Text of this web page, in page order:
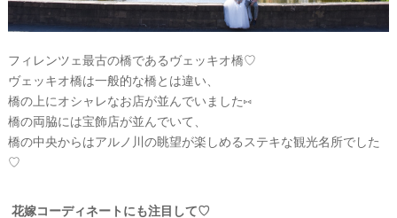
フィレンツェ最古の橋であるヴェッキオ橋♡
ヴェッキオ橋は一般的な橋とは違い、
橋の上にオシャレなお店が並んでいました⑅
橋の両脇には宝飾店が並んでいて、
橋の中央からはアルノ川の眺望が楽しめるステキな観光名所でした
♡
花嫁コーディネートにも注目して♡